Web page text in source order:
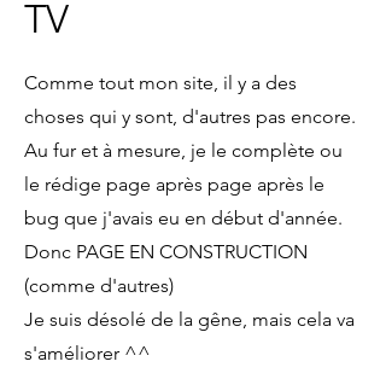
TV
Comme tout mon site, il y a des
choses qui y sont, d'autres pas encore.
Au fur et à mesure, je le complète ou
le rédige page après page après le
bug que j'avais eu en début d'année.
Donc PAGE EN CONSTRUCTION
(comme d'autres)
Je suis désolé de la gêne, mais cela va
s'améliorer ^^